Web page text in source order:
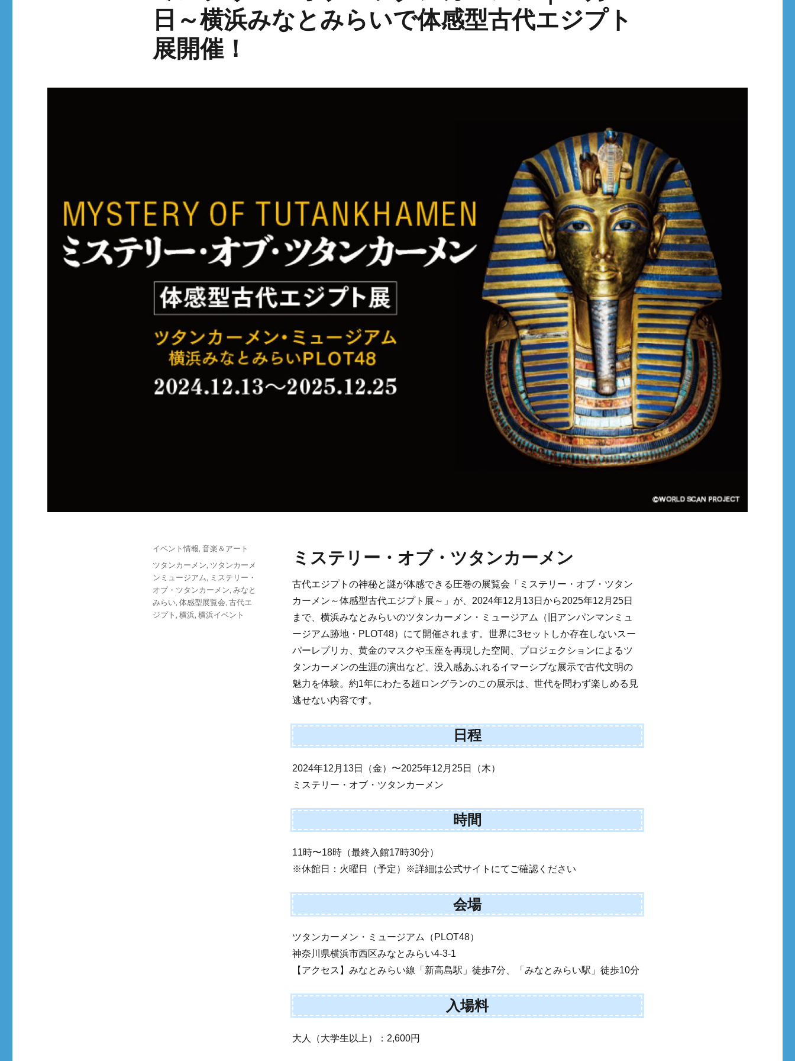
日～横浜みなとみらいで体感型古代エジプト
展開催！
ミステリー・オブ・ツタンカーメン
古代エジプトの神秘と謎が体感できる圧巻の展覧会「ミステリー・オブ・ツタン
カーメン～体感型古代エジプト展～」が、2024年12月13日から2025年12月25日
まで、横浜みなとみらいのツタンカーメン・ミュージアム（旧アンパンマンミュ
ージアム跡地・PLOT48）にて開催されます。世界に3セットしか存在しないスー
パーレプリカ、黄金のマスクや玉座を再現した空間、プロジェクションによるツ
タンカーメンの生涯の演出など、没入感あふれるイマーシブな展示で古代文明の
魅力を体験。約1年にわたる超ロングランのこの展示は、世代を問わず楽しめる見
逃せない内容です。
日程
2024年12月13日（金）〜2025年12月25日（木）
ミステリー・オブ・ツタンカーメン
時間
11時〜18時（最終入館17時30分）
※休館日：火曜日（予定）※詳細は公式サイトにてご確認ください
会場
ツタンカーメン・ミュージアム（PLOT48）
神奈川県横浜市西区みなとみらい4-3-1
【アクセス】みなとみらい線「新高島駅」徒歩7分、「みなとみらい駅」徒歩10分
入場料
大人（大学生以上）：2,600円
投
日:
カ
イベント情報, 音楽＆アート
タ
グ
ツタンカーメン, ツタンカーメ
ンミュージアム, ミステリー・
オブ・ツタンカーメン, みなと
みらい, 体感型展覧会, 古代エ
ジプト , 横浜, 横浜イベント